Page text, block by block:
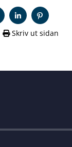
Skriv ut sidan